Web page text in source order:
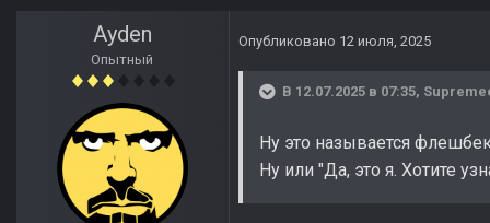
Ayden
Опытный
Опубликовано 12 июля, 2025
В 12.07.2025 в 07:35,
Ну это называется
Ну или "Да, это я. Хотите